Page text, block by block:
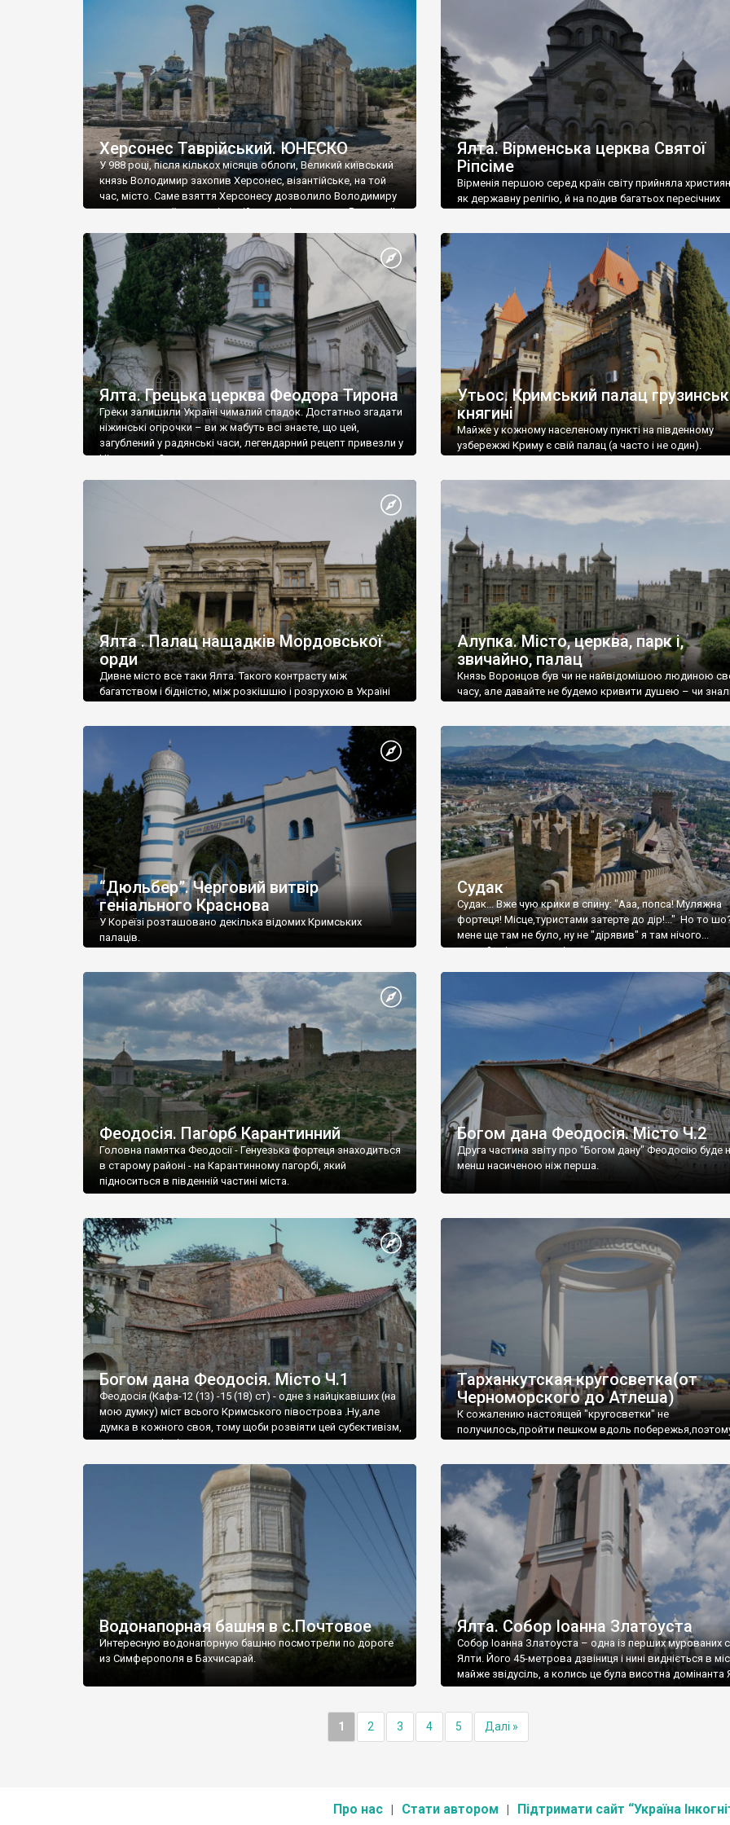
візантійської доби. Раритети викрадені з фондів об’єкту
культурної спадщини ЮНЕСКО «Херсонеса Таврійського».
Офіційно – на виставку «Золото Візантії», але експерти та
влада в Україні вважають це лише […]
називаються «повстяками» (postaki)…” “Вино. Крим
виробляє відмінне вино і його вдосталь: воно все
легке біле і дуже […]
Херсонес Таврійський. ЮНЕСКО
У 988 році, після кількох місяців облоги, Великий київський
князь Володимир захопив Херсонес, візантійське, на той
час, місто. Саме взяття Херсонесу дозволило Володимиру
диктувати свої умови візантійському імператору Василю ІІ,
Херсонесі Володимир-язичник, став Василем-
християнином. А потім було Хрещення Русі. На честь
Херсонесу Таврійського названо місто […]
Ялта. Вірменська церква Святої
Ріпсіме
Вірменія першою серед країн світу прийняла
як державну релігію, й на подив багатьох пересічних
Ялта. Грецька церква Феодора Тирона
Греки залишили Україні чималий спадок. Достатньо згадати
ніжинські огірочки – ви ж мабуть всі знаєте, що цей,
загублений у радянські часи, легендарний рецепт привезли у
Ніжин греки?
Утьос. Кримський палац
княгині
Майже у кожному населеному пункті на південному
узбережжі Криму є свій палац (а часто і не один).
Ялта . Палац нащадків Мордовської
орди
Дивне місто все таки Ялта. Такого контрасту між
багатством і бідністю, між розкішшю і розрухою в Україні
Алупка. Місто, церква, парк і,
звичайно, палац
Князь Воронцов був чи не найвідомішою людиною
часу, але давайте не будемо кривити душею – чи
“Дюльбер”. Черговий витвір
геніального Краснова
У Кореїзі розташовано декілька відомих Кримських
палаців.
Судак
Судак... Вже чую крики в спину: "Ааа, попса! Муляжна
фортеця! Місце,туристами затерте до дір!..." Но то
мене ще там не було, ну не "дірявив" я там нічого...
принаймні до цього літа.
Феодосія. Пагорб Карантинний
Головна памятка Феодосії - Генуезька фортеця знаходиться
в старому районі - на Карантинному пагорбі, який
підноситься в південній частині міста.
Богом дана Феодосія. Місто Ч.2
Друга частина звіту про "Богом дану" Феодосію буде
менш насиченою ніж перша.
Богом дана Феодосія. Місто Ч.1
Феодосія (Кафа-12 (13) -15 (18) ст) - одне з найцікавіших (на
мою думку) міст всього Кримського півострова .Ну,але
думка в кожного своя, тому щоби розвіяти цей субєктивізм,
запрошую відвідати це
Тарханкутская кругосветка(от
Черноморского до Атлеша)
К сожалению настоящей "кругосветки" не
получилось,пройти пешком вдоль
Водонапорная башня в с.Почтовое
Интересную водонапорную башню посмотрели по дороге
из Симферополя в Бахчисарай.
Ялта. Собор Іоанна Златоуста
Собор Іоанна Златоуста – одна із перших мурованих
Ялти. Його 45-метрова дзвіниця і нині видніється в
майже звідусіль, а колись це була висотна домінанта
1 2 3 4 5 Далі »
Про нас Стати автором Підтримати сайт “Україна